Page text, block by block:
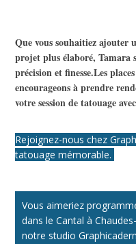
Que vous souhaitiez
projet plus élaboré, Tamara
précision et finesse.Les
encourageons à prendre
votre session de tatouage
Rejoignez-nous chez
tatouage mémorable.
Vous aimeriez
dans le Cantal à
notre studio